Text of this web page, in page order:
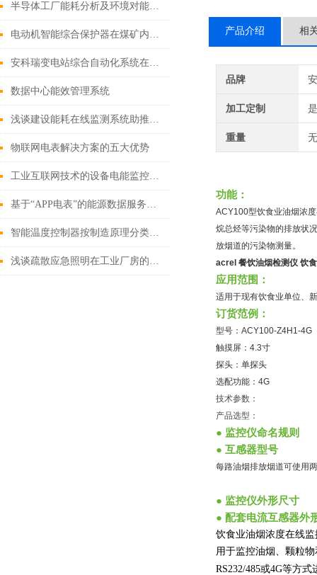
半导体工厂能耗分析及环境对能耗的影响
电动机智能综合保护器在煤矿内的应用分析
安科瑞变电站综合自动化系统在青岛海洋科技园应用
数据中心能效管理系统
浅谈建设能耗在线监测系统助推碳达峰碳中和
物联网电表解决方案的五大优势
工业互联网技术的设备电能监控系统
基于“APP电表”的能源数据服务平台
智能温度控制器按制造原理分类，有哪几类
浅谈疏散应急照明在工业厂房的研究及应用
产品介绍 相
品牌
加工定制 是
重量
功能：
ACY100型饮食业油烟浓
烷总烃等污染物的排放状
放烟道的污染物测量。
acrel 餐饮油烟检测仪 饮
应用范围：
适用于现有饮食业单位、
订货范例：
型号：ACY100-Z4H1-4G
触摸屏：4.3寸
探头：单探头
选配功能：4G
技术参数：
产品选型：
● 监控仪命名规则
● 互感器型号
每路油烟排放烟道可使用
● 监控仪外形尺寸
● 配套电流互感器外
饮食业油烟浓度在线监
用于监控油烟、颗粒
RS232/485或4G等方式